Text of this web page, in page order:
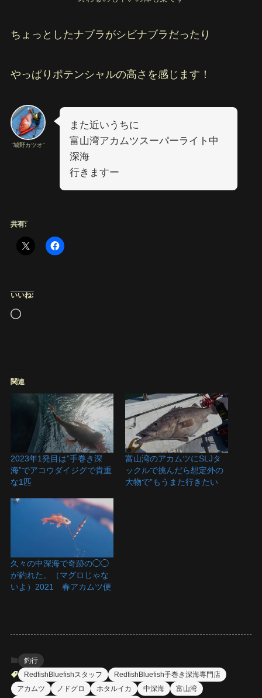
ちょっとしたナブラがシビナブラだったり
やっぱりポテンシャルの高さを感じます！
“城野カツオ”
また近いうちに
富山湾アカムツスーパーライト中
深海
行きますー
共有:
いいね:
読
関連
2023年1発目は”手巻き深
海”でアコウダイジグで貴重
な1匹
富山湾のアカムツにSLJタ
ックルで挑んだら想定外の
大物で”もうまた行きたい
久々の中深海で奇跡の◯◯
が釣れた。（マグロじゃな
いよ）2021 春アカムツ便
釣行
RedfishBluefishスタッフ
RedfishBluefish手巻き深海専門店
アカムツ
ノドグロ ホタルイカ 中深海
富山湾